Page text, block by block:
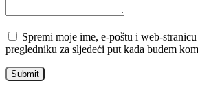
Spremi moje ime, e-poštu i web-
pregledniku za sljedeći put kada budem